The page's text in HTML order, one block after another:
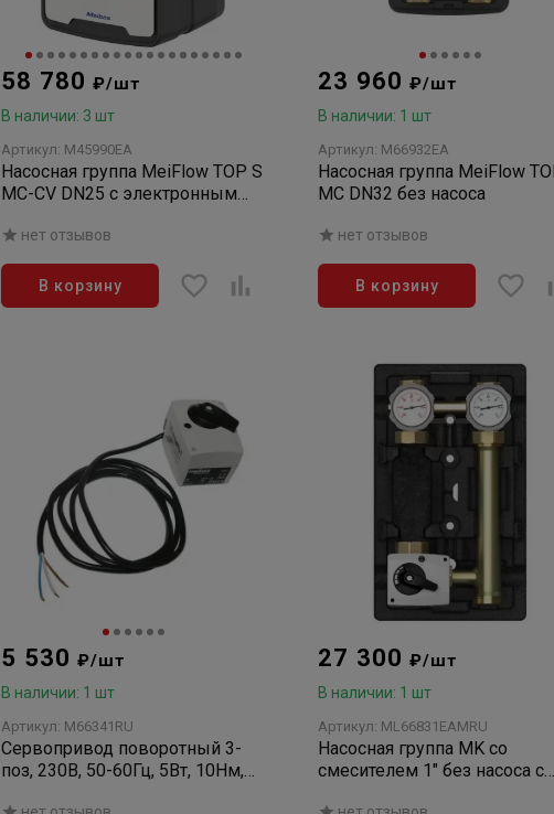
58 780₽/шт
В наличии: 3 шт
Артикул: M45990EA
Насосная группа MeiFlow TOP S
MC-CV DN25 с электронным
нет отзывов
В корзину
23 960₽/шт
В наличии: 1 шт
Артикул: M66932EA
Насосная группа MeiFlow
MC DN32 без насоса
нет отзывов
В корзину
5 530 ₽/шт
В наличии: 1 шт
Артикул: M66341RU
Сервопривод поворотный 3-
поз, 230В, 50-60Гц, 5Вт, 10Нм,
27 300₽/шт
В наличии: 1 шт
Артикул: ML66831EAMRU
Насосная группа MK со
смесителем 1" без насоса с